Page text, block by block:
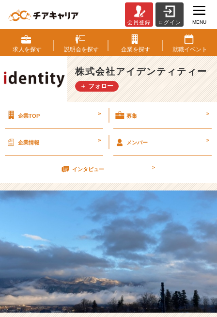
っ
ぴ
ー
に
ゅ
ー
【株
社
ア
デ
ィ
ー
イ
ム
ラ
イ
会員登録 ログイン MENU
求人を探す 説明会を探す 企業を探す 就職イベント
株式会社アイデンティティー
＋ フォロー
企業TOP > 募集 >
企業情報 > メンバー >
インタビュー >